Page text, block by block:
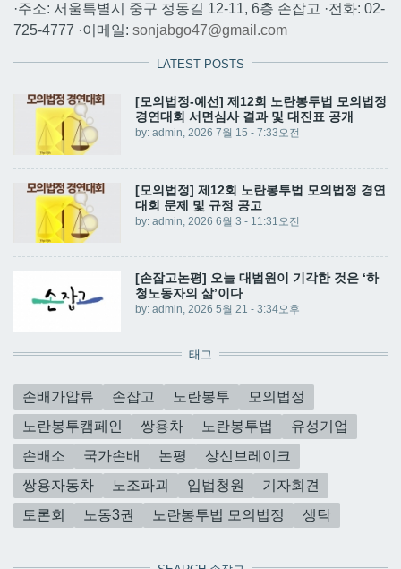
·주소: 서울특별시 중구 정동길 12-11, 6층 손잡고 ·전화: 02-
725-4777 ·이메일: sonjabgo47@gmail.com
LATEST POSTS
[모의법정-예선] 제12회 노란봉투법 모의법정
경연대회 서면심사 결과 및 대진표 공개
by: admin, 2026 7월 15 - 7:33오전
[모의법정] 제12회 노란봉투법 모의법정 경연
대회 문제 및 규정 공고
by: admin, 2026 6월 3 - 11:31오전
[손잡고논평] 오늘 대법원이 기각한 것은 ‘하
청노동자의 삶’이다
by: admin, 2026 5월 21 - 3:34오후
태그
손배가압류 손잡고 노란봉투
모의법정
노란봉투캠페인
쌍용차 노란봉투법
유성기업
손배소
국가손배 논평
상신브레이크
쌍용자동차
노조파괴 입법청원
기자회견
토론회
노동3권 노란봉투법 모의법정 생탁